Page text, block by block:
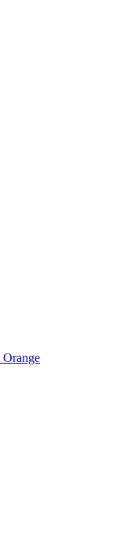
Orange